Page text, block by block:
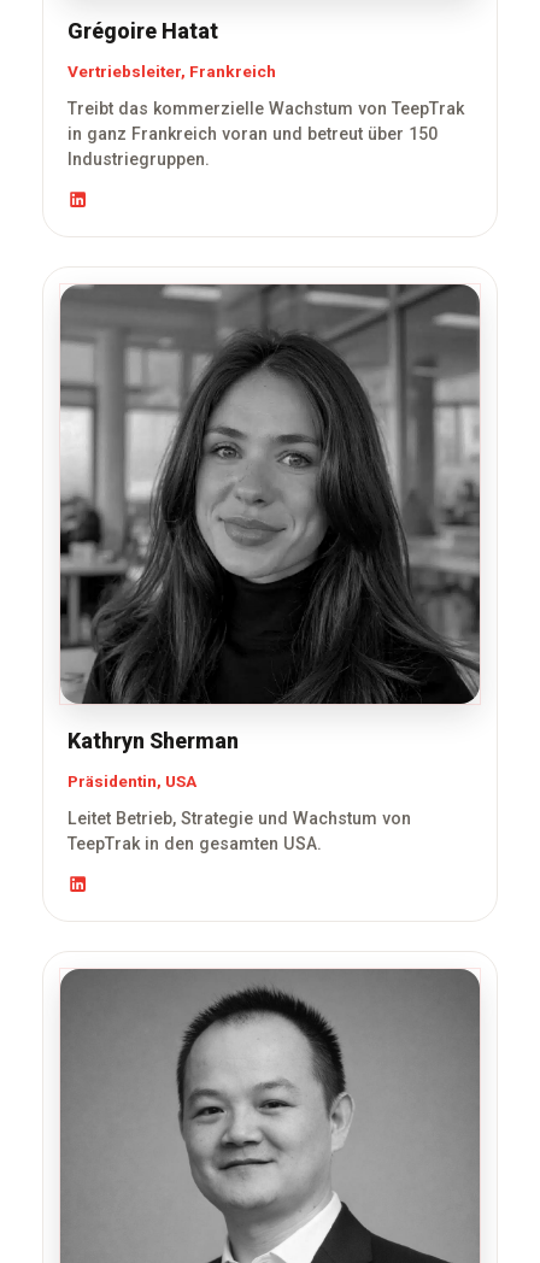
Grégoire Hatat
Vertriebsleiter, Frankreich
Treibt das kommerzielle Wachstum von TeepTrak
in ganz Frankreich voran und betreut über 150
Industriegruppen.
Kathryn Sherman
Präsidentin, USA
Leitet Betrieb, Strategie und Wachstum von
TeepTrak in den gesamten USA.